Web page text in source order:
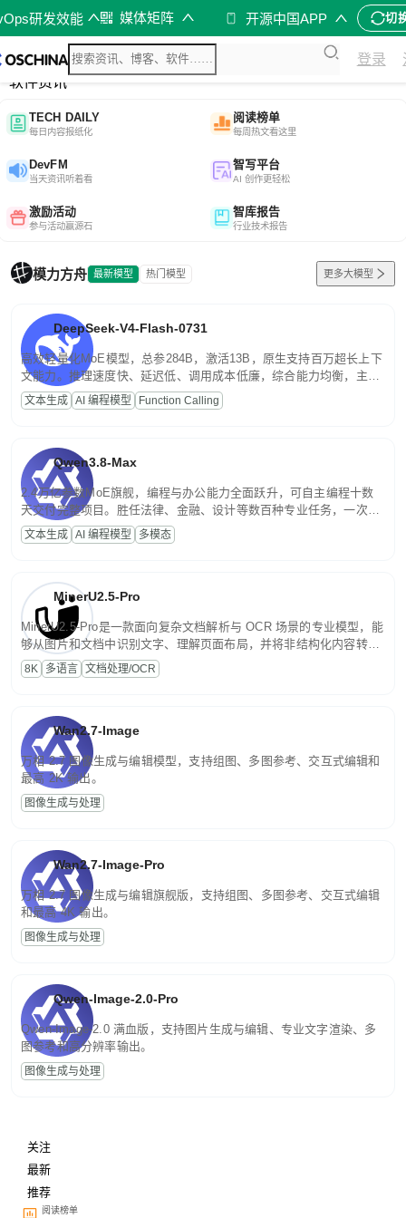
研发效能 媒体矩阵 开源中国APP 切
登录
综合
开源资讯
软件资讯
TECH DAILY
每日内容报纸化
阅读榜单
每周热文看这里
DevFM
当天资讯听着看
智写平台
AI 创作更轻松
激励活动
参与活动赢源石
智库报告
行业技术报告
模力方舟 最新模型 热门模型 更多大模型
DeepSeek-V4-Flash-0731
高效轻量化MoE模型，总参284B，激活13B，原生支持百万超长上下
文能力。推理速度快、延迟低、调用成本低廉，综合能力均衡，主打
高并发、轻量化任务，适合日常对话、内容创作、基础 RAG、批量
文案处理等普惠刚需场景。
文本生成 AI 编程模型 Function Calling
Qwen3.8-Max
2.4万亿参数MoE旗舰，编程与办公能力全面跃升，可自主编程十数
天交付完整项目。胜任法律、金融、设计等数百种专业任务，一次对
话端到端交付生产级成果。原生视觉理解贯穿规划、执行与验证全流
程，支持超长文档与长视频的深度语义解析。长程任务中自主规划与
文本生成 AI 编程模型 多模态
MinerU2.5-Pro
MinerU2.5-Pro是一款面向复杂文档解析与 OCR 场景的专业模型，能
够从图片和文档中识别文字、理解页面布局，并将非结构化内容转换
为便于存储、检索和二次处理的结构化结果。
8K 多语言 文档处理/OCR
Wan2.7-Image
万相 2.7 图像生成与编辑模型，支持组图、多图参考、交互式编辑和
最高 2K 输出。
图像生成与处理
Wan2.7-Image-Pro
万相 2.7 图像生成与编辑旗舰版，支持组图、多图参考、交互式编辑
和最高 4K 输出。
图像生成与处理
Qwen-Image-2.0-Pro
Qwen-Image-2.0 满血版，支持图片生成与编辑、专业文字渲染、多
图参考和高分辨率输出。
图像生成与处理
关注
最新
推荐
阅读榜单